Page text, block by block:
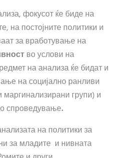
фокусот ќе биде на
на постојните политики и
за вработување на
во услови на
на анализа ќе бидат и
на социјално ранливи
маргинализирани групи) и
спроведување.
на политики за
за младите и нивната